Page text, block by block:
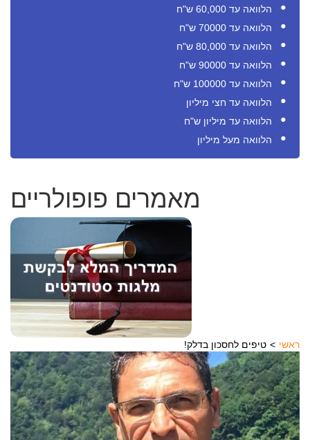
הלוואה עד 60,000 ש"ח
הלוואה עד 70000 ש"ח
הלוואה עד 80,000 ש"ח
הלוואה עד 90000 ש"ח
הלוואה עד 100000 ש"ח
הלוואה עד חצי מיליון
הלוואה עד מיליון ש"ח
הלוואה מעל מיליון
מאמרים פופולריים
ראשי !טיפים לחסכון בדלק